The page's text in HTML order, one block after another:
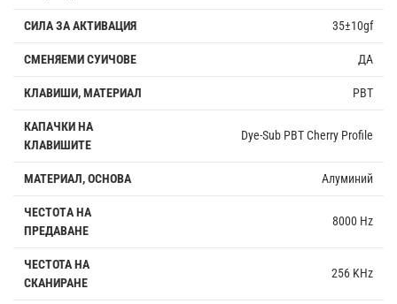
СИЛА ЗА АКТИВАЦИЯ 35±10gf
СМЕНЯЕМИ СУИЧОВЕ ДА
КЛАВИШИ, МАТЕРИАЛ PBT
КАПАЧКИ НА
КЛАВИШИТЕ
Dye-Sub PBT Cherry Profile
МАТЕРИАЛ, ОСНОВА Алуминий
ЧЕСТОTА НА
ПРЕДАВАНЕ
8000 Hz
ЧЕСТОТА НА
СКАНИРАНЕ
256 KHz